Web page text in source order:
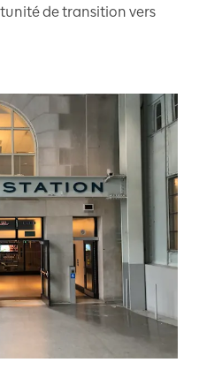
de transition vers